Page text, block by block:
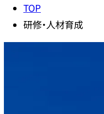
TOP
研修・人材育成